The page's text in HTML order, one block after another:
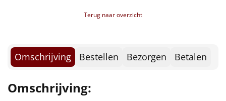
Alle artikelen
Overige
Terug naar overzicht
Omschrijving Bestellen Bezorgen Betalen
Omschrijving: